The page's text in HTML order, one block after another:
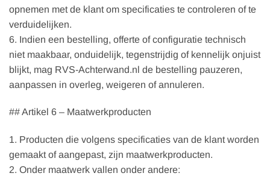
opnemen met de klant om specificaties te controleren of te
verduidelijken.
6. Indien een bestelling, offerte of configuratie technisch
niet maakbaar, onduidelijk, tegenstrijdig of kennelijk onjuist
blijkt, mag RVS-Achterwand.nl de bestelling pauzeren,
aanpassen in overleg, weigeren of annuleren.
## Artikel 6 – Maatwerkproducten
1. Producten die volgens specificaties van de klant worden
gemaakt of aangepast, zijn maatwerkproducten.
2. Onder maatwerk vallen onder andere: